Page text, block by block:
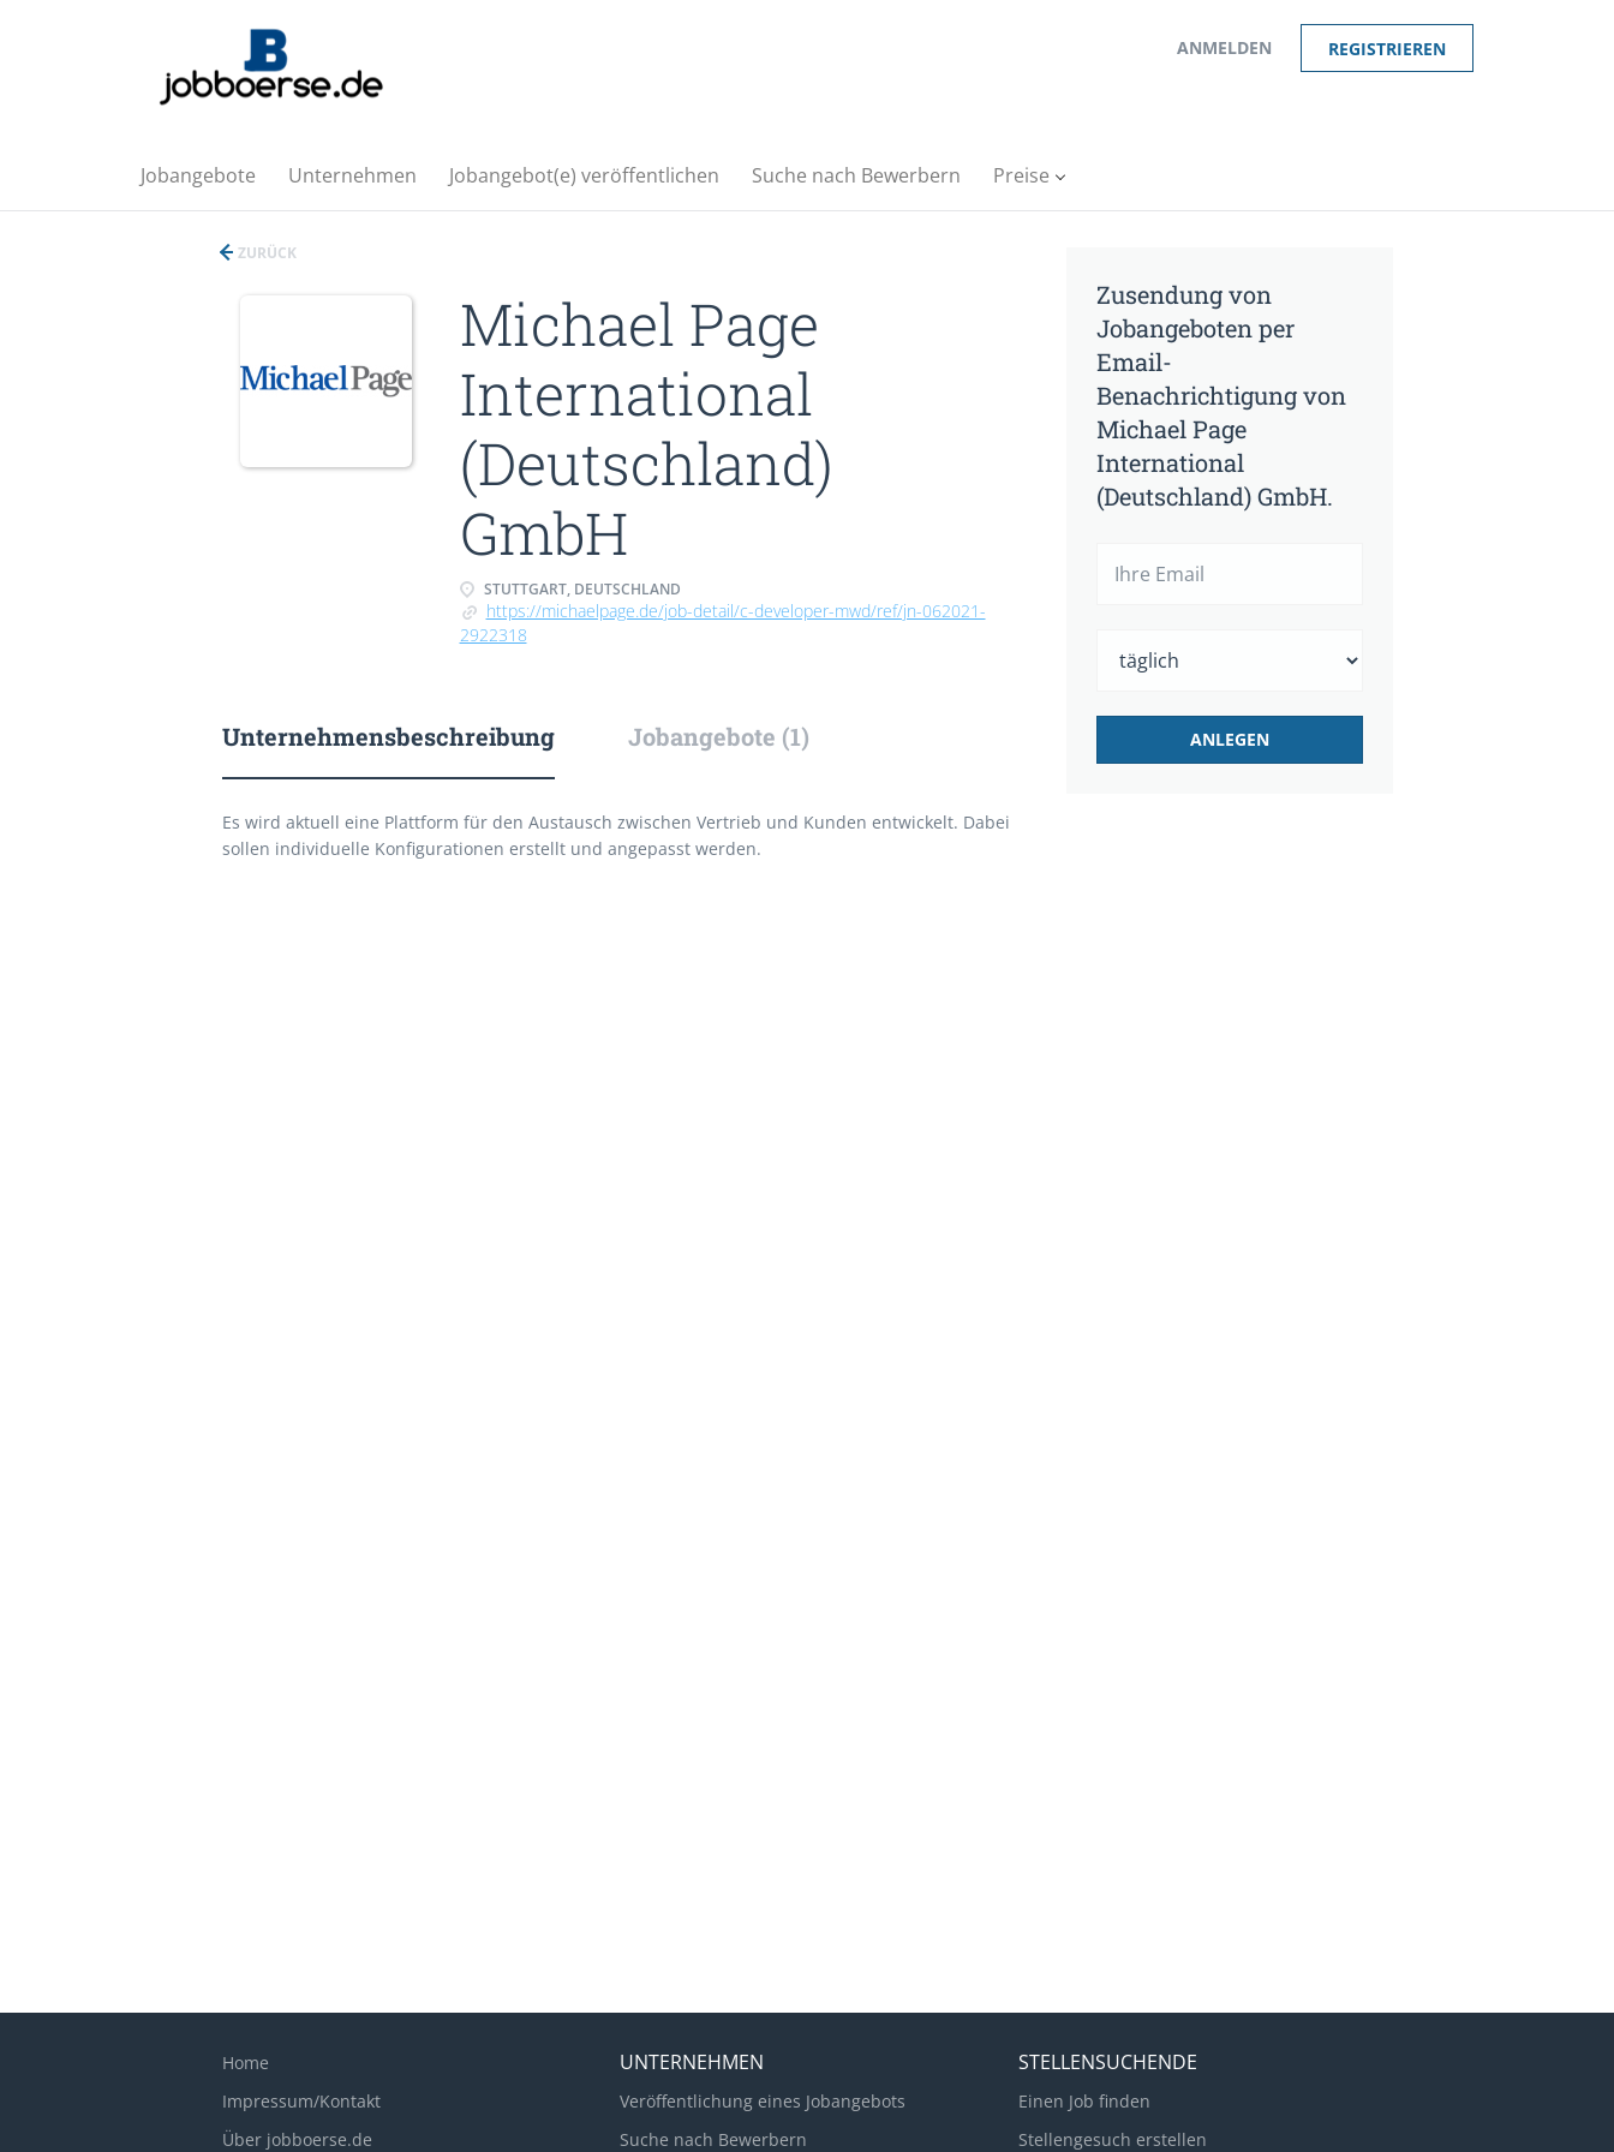
ANMELDEN REGISTRIEREN
Jobangebote Unternehmen Jobangebot(e) veröffentlichen Suche nach Bewerbern Preise
ZURÜCK
Michael Page
International
(Deutschland)
GmbH
STUTTGART, DEUTSCHLAND
https://michaelpage.de/job-detail/c-developer-mwd/ref/jn-062021-
2922318
Unternehmensbeschreibung Jobangebote (1)
Es wird aktuell eine Plattform für den Austausch zwischen Vertrieb und Kunden entwickelt. Dabei
sollen individuelle Konfigurationen erstellt und angepasst werden.
Zusendung von
Jobangeboten per
Email-
Benachrichtigung von
Michael Page
International
(Deutschland) GmbH.
Home
Impressum/Kontakt
Über jobboerse.de
UNTERNEHMEN
Veröffentlichung eines Jobangebots
Suche nach Bewerbern
STELLENSUCHENDE
Einen Job finden
Stellengesuch erstellen